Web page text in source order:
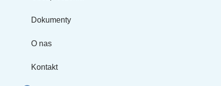
Dokumenty
O nas
Kontakt